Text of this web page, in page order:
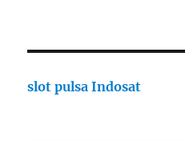
slot pulsa Indosat